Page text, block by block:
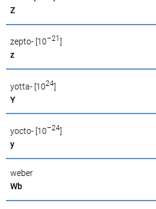
Z
zepto- [10–21 ]
z
yotta- [1024]
Y
yocto- [10–24]
y
weber
Wb